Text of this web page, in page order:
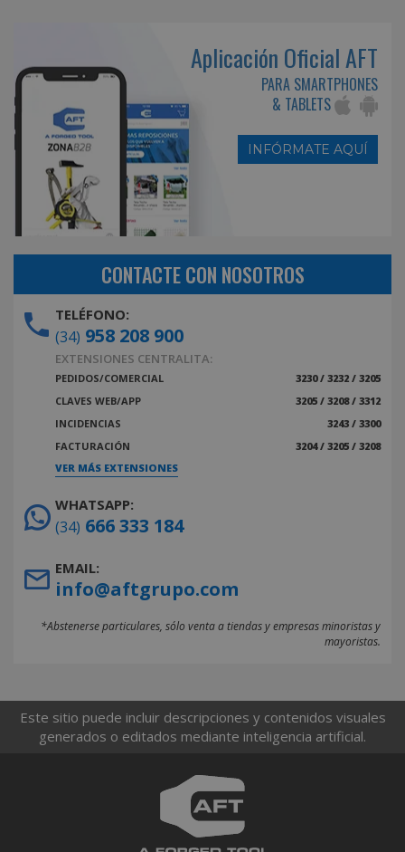
Aplicación Oficial AFT
PARA SMARTPHONES
& TABLETS
INFÓRMATE AQUÍ
CONTACTE CON NOSOTROS
TELÉFONO:
(34) 958 208 900
EXTENSIONES CENTRALITA:
PEDIDOS/COMERCIAL
3230 / 3232 / 3205
CLAVES WEB/APP
3205 / 3208 / 3312
INCIDENCIAS
3243 / 3300
FACTURACIÓN
3204 / 3205 / 3208
VER MÁS EXTENSIONES
WHATSAPP:
(34) 666 333 184
EMAIL:
info@aftgrupo.com
*Abstenerse particulares, sólo venta a tiendas y empresas minoristas y
mayoristas.
Este sitio puede incluir descripciones y contenidos visuales
generados o editados mediante inteligencia artificial.